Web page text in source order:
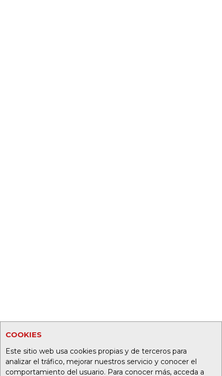
COOKIES
Este sitio web usa cookies propias y de terceros para
analizar el tráfico, mejorar nuestros servicio y conocer el
comportamiento del usuario. Para conocer más, acceda a